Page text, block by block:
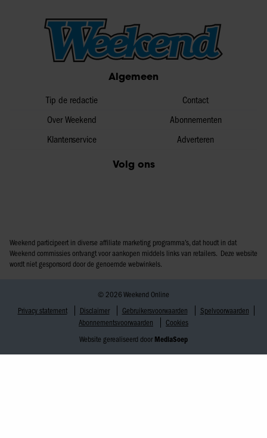
Algemeen
Tip de redactie
Over Weekend
Klantenservice
Contact
Abonnementen
Adverteren
Volg ons
Weekend participeert in diverse affiliate marketing programma’s, dat houdt in dat
Weekend commissies ontvangt voor aankopen middels links van retailers. Deze website
wordt niet gesponsord door de genoemde webwinkels.
© 2026 Weekend Online
Privacy statement
Disclaimer Gebruikersvoorwaarden
Spelvoorwaarden
Abonnementsvoorwaarden
Cookies
Website gerealiseerd door MediaSoep